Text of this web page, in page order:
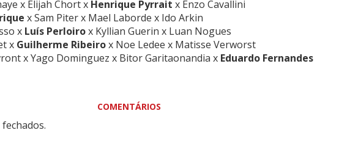
x Elijah Chort x Henrique Pyrrait x Enzo Cavallini
x Sam Piter x Mael Laborde x Ido Arkin
x Luís Perloirox Kyllian Guerin x Luan Nogues
x Guilherme Ribeirox Noe Ledee x Matisse Verworst
x Yago Dominguez x Bitor Garitaonandia x Eduardo Fernandes
COMENTÁRIOS